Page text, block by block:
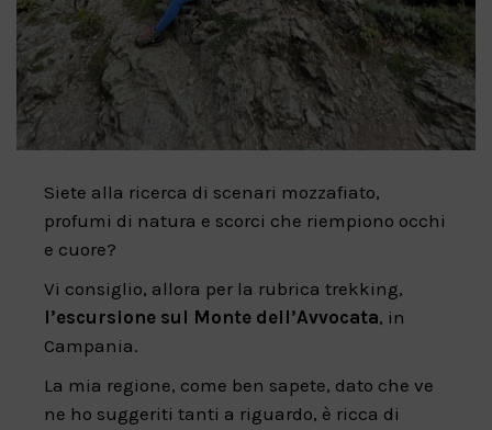
Siete alla ricerca di scenari mozzafiato,
profumi di natura e scorci che riempiono occhi
e cuore?
Vi consiglio, allora per la rubrica trekking,
l’escursione sul Monte dell’Avvocata, in
Campania.
La mia regione, come ben sapete, dato che ve
ne ho suggeriti tanti a riguardo, è ricca di